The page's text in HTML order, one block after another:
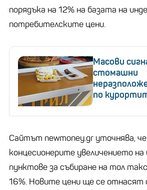
порядъка на 12% на базата на
потребителските цени.
Масови
стомашни
по
Сайтът newmoney.gr уточнява,
концесионерите увеличението
пунктове за събиране на тол
16%. Новите цени ще се отнасят